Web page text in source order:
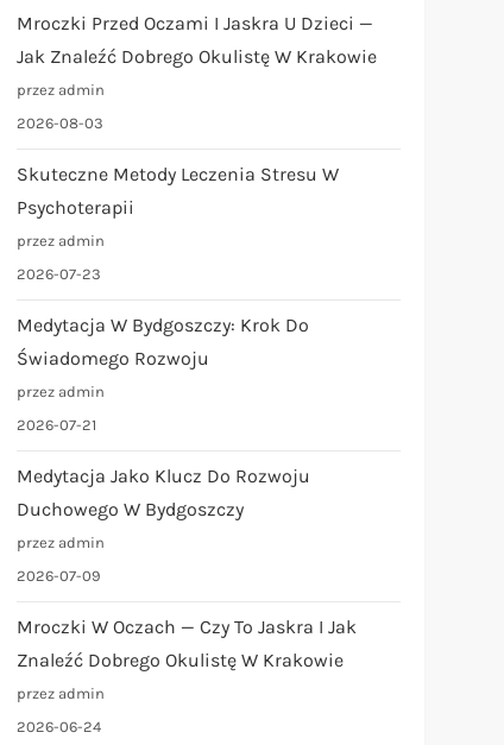
Mroczki Przed Oczami I Jaskra U Dzieci —
Jak Znaleźć Dobrego Okulistę W Krakowie
przez admin
2026-08-03
Skuteczne Metody Leczenia Stresu W
Psychoterapii
przez admin
2026-07-23
Medytacja W Bydgoszczy: Krok Do
Świadomego Rozwoju
przez admin
2026-07-21
Medytacja Jako Klucz Do Rozwoju
Duchowego W Bydgoszczy
przez admin
2026-07-09
Mroczki W Oczach — Czy To Jaskra I Jak
Znaleźć Dobrego Okulistę W Krakowie
przez admin
2026-06-24